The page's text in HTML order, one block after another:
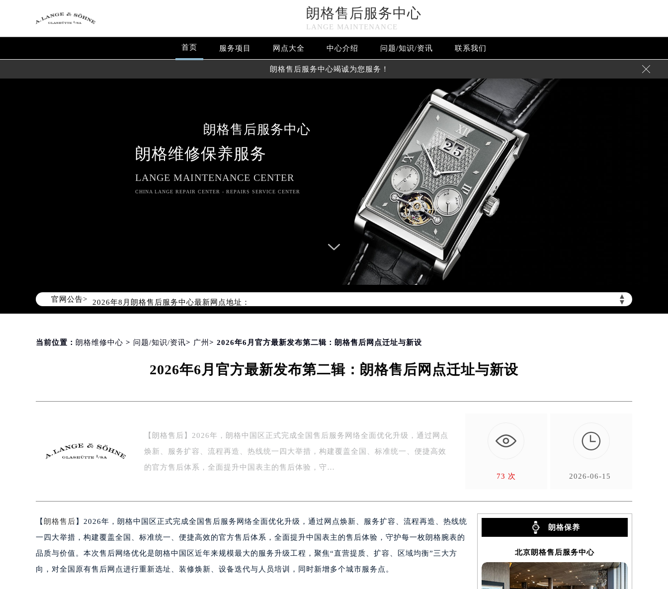
朗格售后服务中心
LANGE MAINTENANCE
首页 服务项目 网点大全 中心介绍 问题/知识/资讯 联系我们
朗格售后服务中心竭诚为您服务！ 
朗格售后服务中心
朗格维修保养服务
LANGE MAINTENANCE CENTER
CHINA LANGE REPAIR CENTER - REPAIRS SERVICE CENTER
官网公告> ▲
▼
朗格官方全国统一服务热线400-609-9509，服务覆盖中国大陆、香港、澳门、台湾全部区域（非大陆需加拨“+86”）
2026年8月朗格售后服务中心最新网点地址：
北京市朝阳区建国门外大街甲6号华熙国际中心写字楼D座11层1102室（北京总部）（需提前预约）
天津市和平区赤峰道136号天津国际金融中心写字楼26层2603室（需提前预约）
上海市黄浦区南京东路299号宏伊国际广场写字楼8层806室（需提前预约）
盐城市盐都区世纪大道5号盐城金融城写字楼1号楼16层1604室（需提前预约）
泰州市海陵区永定东路399号置地商务中心东塔写字楼（华润万象城）17层1706室（需提前预约）
宁波市江北区大闸南路500号来福士广场办公楼20层2009室（需提前预约）
嘉兴市南湖区广益路705号嘉兴世界贸易中心写字楼A座13层1304室（需提前预约）
南昌市红谷滩新区红谷中大道998号绿地双子塔（中央广场）A1座办公楼14层07室（需提前预约）
济南市历下区经十路11111号华润中心写字楼（万象城）15层1508室（需提前预约）
广州市天河区天河路230号万菱汇国际中心写字楼A塔7层704室（需提前预约）
当前位置： 朗格维修中心 > 问题/知识/资讯> 广州 > 2026年6月官方最新发布第二辑：朗格售后网点迁址与新设
2026年6月官方最新发布第二辑：朗格售后网点迁址与新设
【朗格售后】2026年，朗格中国区正式完成全国售后服务网络全面优化升级，通过网点
焕新、服务扩容、流程再造、热线统一四大举措，构建覆盖全国、标准统一、便捷高效
的官方售后体系，全面提升中国表主的售后体验，守…
73 次

2026-06-15
【 朗格售后 】2026年，朗格中国区正式完成全国售后服务网络全面优化升级，通过网点焕新、服务扩容、流程再造、热线统
一四大举措，构建覆盖全国、标准统一、便捷高效的官方售后体系，全面提升中国表主的售后体验，守护每一枚朗格腕表的
品质与价值。本次售后网络优化是朗格中国区近年来规模最大的服务升级工程，聚焦“直营提质、扩容、区域均衡”三大方
向，对全国原有售后网点进行重新选址、装修焕新、设备迭代与人员培训，同时新增多个城市服务点。
朗格保养
北京朗格售后服务中心